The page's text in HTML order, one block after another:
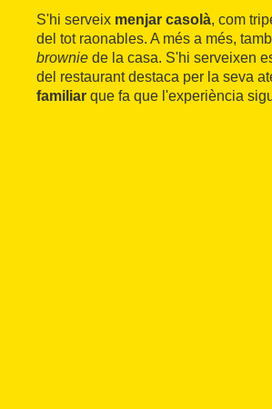
S'hi serveix menjar casolà, com
del tot raonables. A més a més,
brownie de la casa. S'hi serveixen
del restaurant destaca per la seva
familiar que fa que l'experiència